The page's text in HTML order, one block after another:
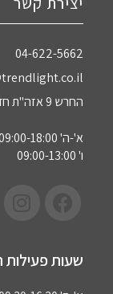
04-622-5662‏
החרש 9 אזה"ת חדרה
א'-ה' 09:00-18:00
ו' 09:00-13:00
שעות